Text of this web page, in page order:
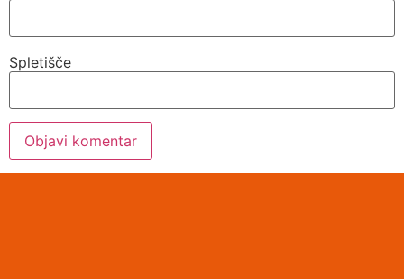
Spletišče